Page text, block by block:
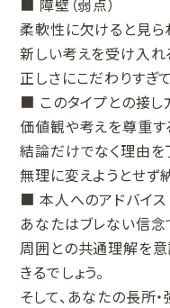
■ 障壁（弱点）
柔軟性に欠けると見ら
新しい考えを受け入
正しさにこだわりすぎ
■ このタイプとの接し
価値観や考えを尊重す
結論だけでなく理由を
無理に変えようとせず
■ 本人へのアドバイス
あなたはブレない信念
周囲との共通理解を意
きるでしょう。
そして、あなたの長所